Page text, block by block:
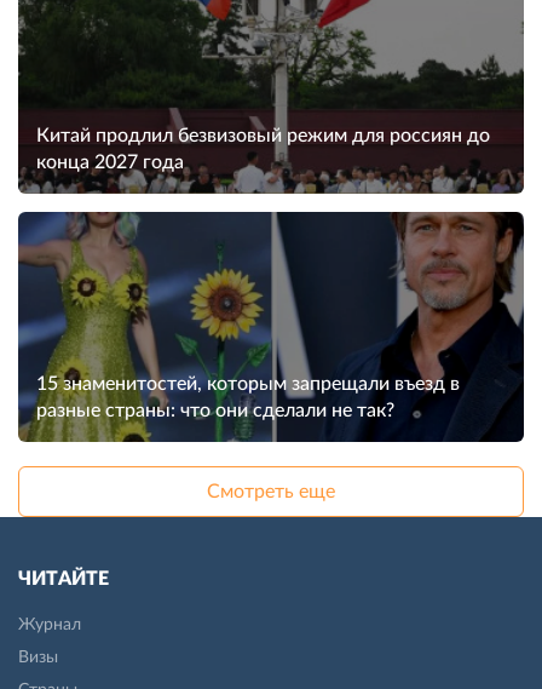
Китай продлил безвизовый режим для россиян до
конца 2027 года
15 знаменитостей, которым запрещали въезд в
разные страны: что они сделали не так?
Смотреть еще
ЧИТАЙТЕ
Журнал
Визы